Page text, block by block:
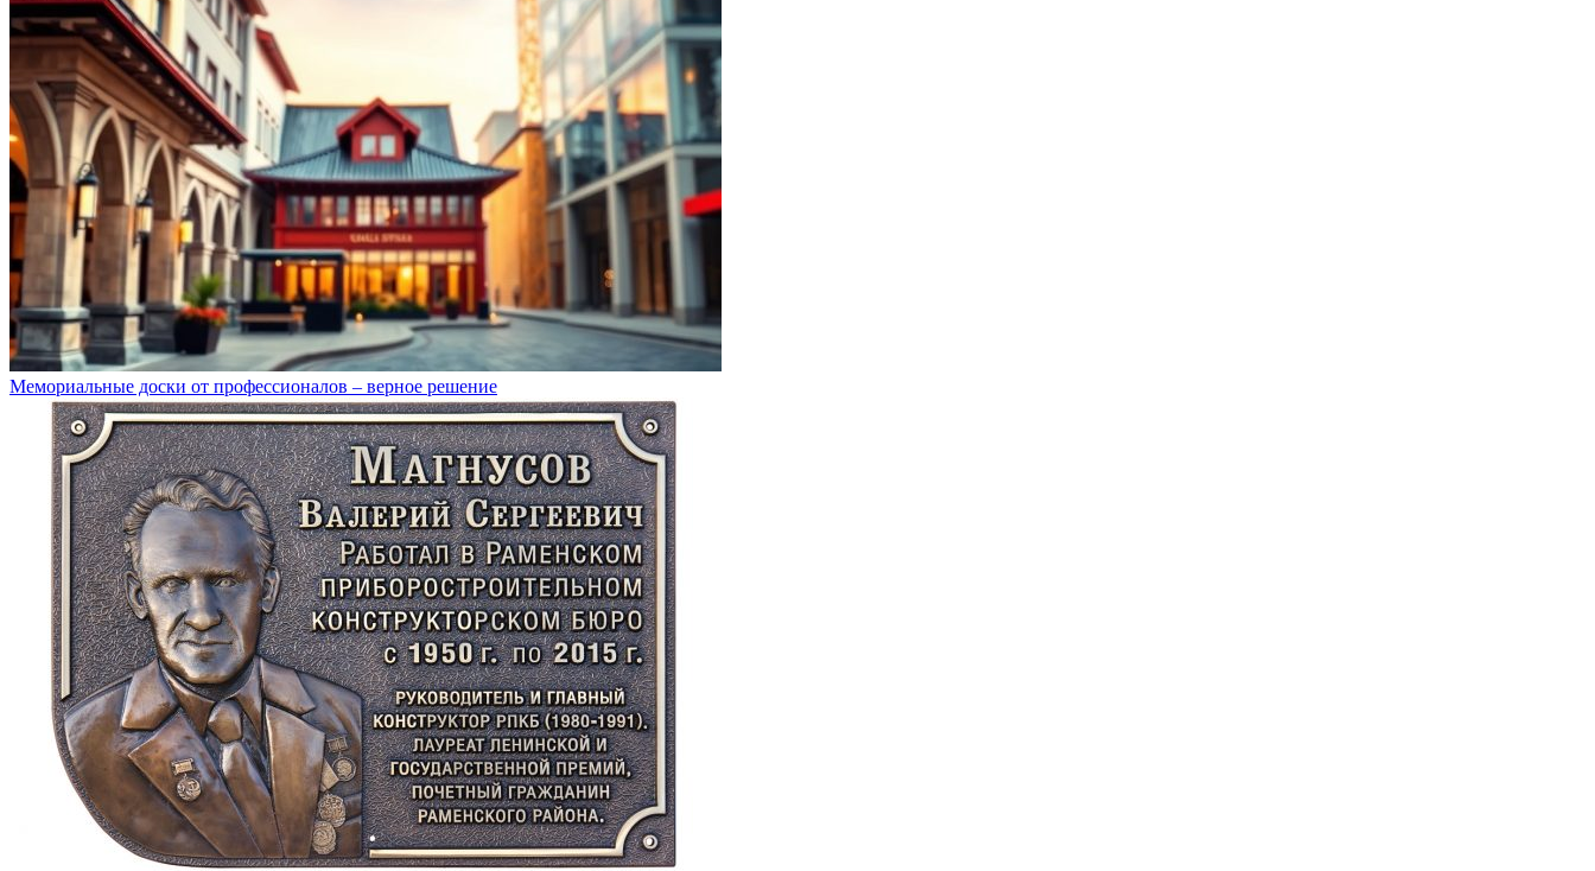
Мемориальные доски от профессионалов – верное решение